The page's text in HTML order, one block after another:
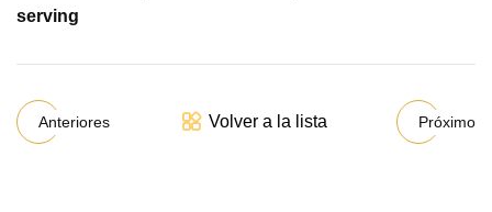
serving
Anteriores Volver a la lista Próximo